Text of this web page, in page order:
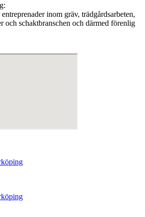
inom gräv, trädgårdsarbeten,
och schaktbranschen och därmed förenlig